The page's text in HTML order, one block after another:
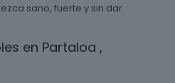
sano, fuerte y sin dar
en Partaloa ,